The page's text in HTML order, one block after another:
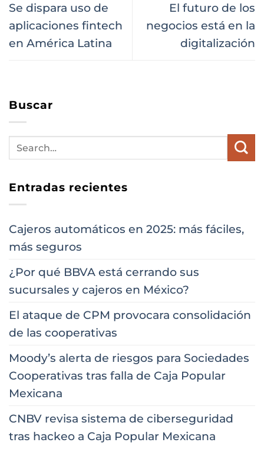
Se dispara uso de
aplicaciones fintech
en América Latina
El futuro de los
negocios está en la
digitalización
Buscar
Entradas recientes
Cajeros automáticos en 2025: más fáciles,
más seguros
¿Por qué BBVA está cerrando sus
sucursales y cajeros en México?
El ataque de CPM provocara consolidación
de las cooperativas
Moody’s alerta de riesgos para Sociedades
Cooperativas tras falla de Caja Popular
Mexicana
CNBV revisa sistema de ciberseguridad
tras hackeo a Caja Popular Mexicana